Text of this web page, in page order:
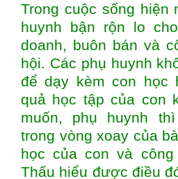
Trong cuộc sống hiện
huynh bận rộn lo
doanh, buôn bán và
hội. Các phụ huynh
để dạy kèm con học
quả học tập của con
muốn, phụ huynh
trong vòng xoay của
học của con và công
Thấu hiểu được điều